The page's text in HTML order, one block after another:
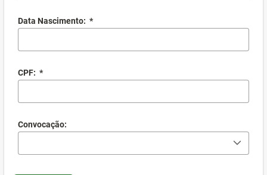
Data Nascimento: *
CPF: *
Convocação: